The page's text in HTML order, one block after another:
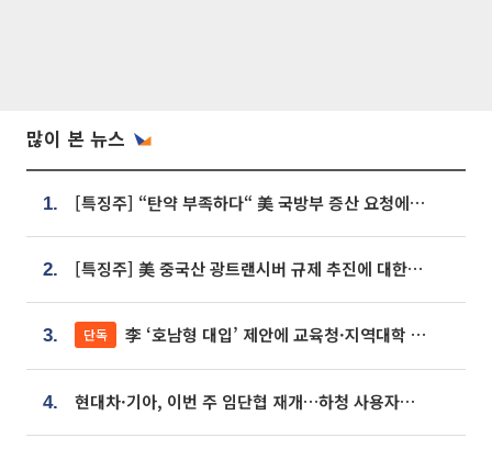
많이 본 뉴스
1. [특징주] “탄약 부족하다“ 美 국방부 증산 요청에⋯국내 방산주 급등세
2. [특징주] 美 중국산 광트랜시버 규제 추진에 대한광통신 등 광통신株 강세
3. 단독 李 ‘호남형 대입’ 제안에 교육청·지역대학 서·논술형 입시 연계 '착수'
4. 현대차·기아, 이번 주 임단협 재개…하청 사용자성 재심도 ‘변수’